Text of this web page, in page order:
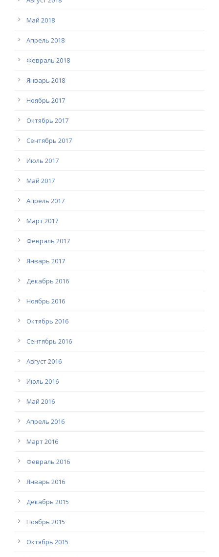
Май 2018
Апрель 2018
Февраль 2018
Январь 2018
Ноябрь 2017
Октябрь 2017
Сентябрь 2017
Июль 2017
Май 2017
Апрель 2017
Март 2017
Февраль 2017
Январь 2017
Декабрь 2016
Ноябрь 2016
Октябрь 2016
Сентябрь 2016
Август 2016
Июль 2016
Май 2016
Апрель 2016
Март 2016
Февраль 2016
Январь 2016
Декабрь 2015
Ноябрь 2015
Октябрь 2015